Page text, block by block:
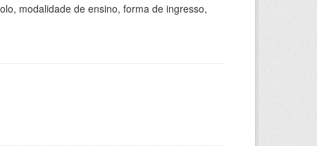
modalidade de ensino, forma de ingresso,